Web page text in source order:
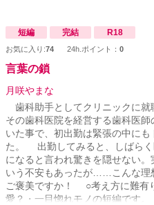
短編 完結 R18
お気に入り:74 24h.ポイント： 0
言葉の鎖
月咲やまな
歯科助手としてクリニックに就
その歯科医院を経営する歯科医
いた事で、初出勤は緊張の中に
た。 出勤してみると、しばらく
になると言われ驚きを隠せない
いう不安もあったが……こんな理
ご褒美ですか！ ○考え方に難有
愛？・一目惚れモノの短編です